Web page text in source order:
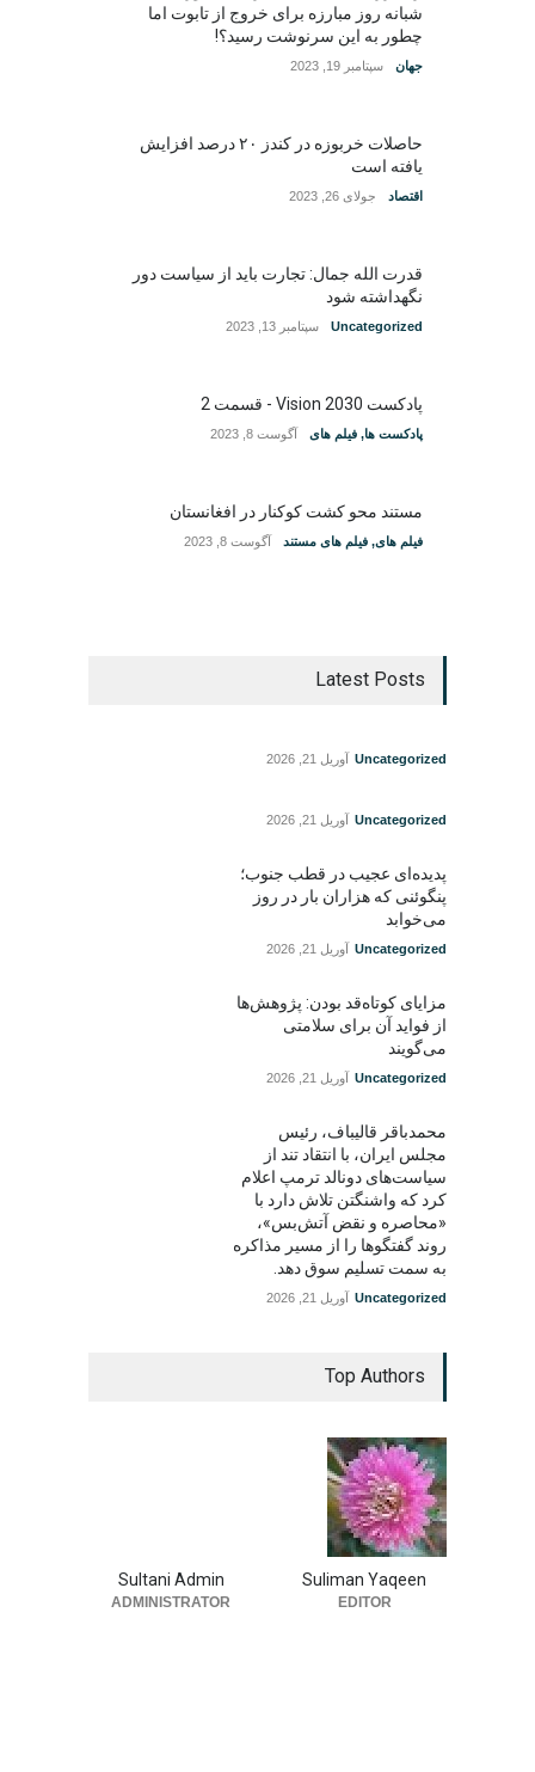
شبانه روز مبارزه برای خروج از تابوت اما
چطور به این سرنوشت رسید؟!
جهان سپتامبر 19, 2023
حاصلات خربوزه در کندز ۲۰ درصد افزایش
یافته است
اقتصاد جولای 26, 2023
قدرت الله جمال: تجارت باید از سیاست دور
نگهداشته شود
Uncategorized سپتامبر 13, 2023
پادکست Vision 2030 - قسمت 2
پادکست ها, فیلم های آگوست 8, 2023
مستند محو کشت کوکنار در افغانستان
فیلم های, فیلم های مستند آگوست 8, 2023
Latest Posts
Uncategorized آوریل 21, 2026
Uncategorized آوریل 21, 2026
پدیده‌ای عجیب در قطب جنوب؛
پنگوئنی که هزاران بار در روز
می‌خوابد
Uncategorized آوریل 21, 2026
مزایای کوتاه‌قد بودن: پژوهش‌ها
از فواید آن برای سلامتی
می‌گویند
Uncategorized آوریل 21, 2026
محمدباقر قالیباف، رئیس
مجلس ایران، با انتقاد تند از
سیاست‌های دونالد ترمپ اعلام
کرد که واشنگتن تلاش دارد با
«محاصره و نقض آتش‌بس»،
روند گفتگوها را از مسیر مذاکره
به سمت تسلیم سوق دهد.
Uncategorized آوریل 21, 2026
Top Authors
Suliman Yaqeen
EDITOR
Sultani Admin
ADMINISTRATOR